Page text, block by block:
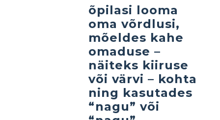
õpilasi looma
oma võrdlusi,
mõeldes kahe
omaduse –
näiteks kiiruse
või värvi – kohta
ning kasutades
“nagu” või